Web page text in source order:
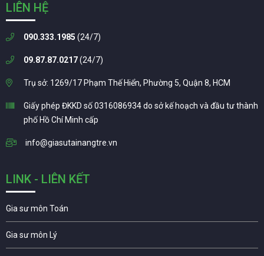
LIÊN HỆ
090.333.1985 (24/7)
09.87.87.0217(24/7)
Trụ sở: 1269/17 Phạm Thế Hiển, Phường 5, Quận 8, HCM
Giấy phép ĐKKD số 0316086934 do sở kế hoạch và đầu tư thành
phố Hồ Chí Minh cấp
info@giasutainangtre.vn
LINK - LIÊN KẾT
Gia sư môn Toán
Gia sư môn Lý